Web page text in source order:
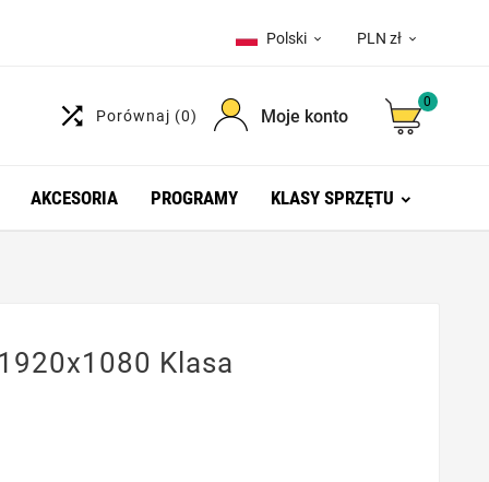
Polski  PLN zł 
 Porównaj (0) Moje konto
0
AKCESORIA PROGRAMY KLASY SPRZĘTU
Klasa